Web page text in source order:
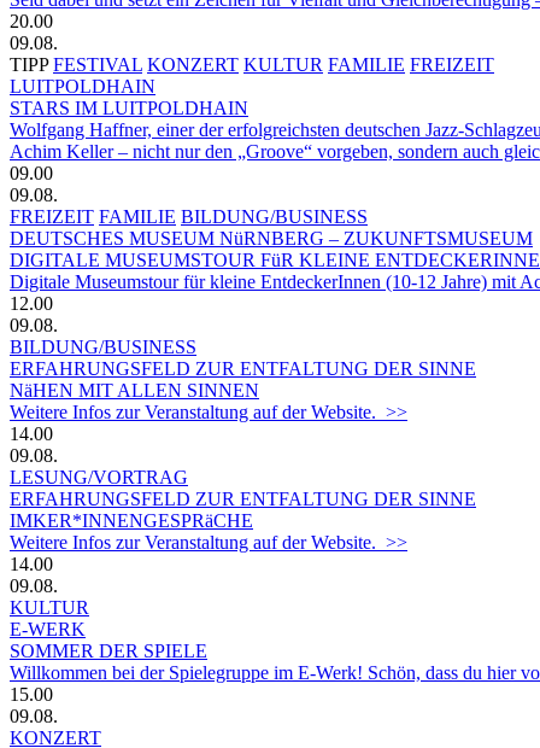
20.00
09.08.
TIPP FESTIVAL KONZERT KULTUR FAMILIE FREIZEIT
LUITPOLDHAIN
STARS IM LUITPOLDHAIN
Wolfgang Haffner, einer der erfolgreichsten deutschen Jazz-
Achim Keller – nicht nur den „Groove“ vorgeben, sondern auch
09.00
09.08.
FREIZEIT FAMILIE BILDUNG/BUSINESS
DEUTSCHES MUSEUM NüRNBERG – ZUKUNFTSMUSEUM
DIGITALE MUSEUMSTOUR FüR KLEINE
Digitale Museumstour für kleine EntdeckerInnen (10-12 Jahre) mit
12.00
09.08.
BILDUNG/BUSINESS
ERFAHRUNGSFELD ZUR ENTFALTUNG DER SINNE
NäHEN MIT ALLEN SINNEN
Weitere Infos zur Veranstaltung auf der Website. >>
14.00
09.08.
LESUNG/VORTRAG
ERFAHRUNGSFELD ZUR ENTFALTUNG DER SINNE
IMKER*INNENGESPRäCHE
Weitere Infos zur Veranstaltung auf der Website. >>
14.00
09.08.
KULTUR
E-WERK
SOMMER DER SPIELE
Willkommen bei der Spielegruppe im E-Werk! Schön, dass du hier
15.00
09.08.
KONZERT